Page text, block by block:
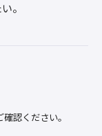
。
認ください。